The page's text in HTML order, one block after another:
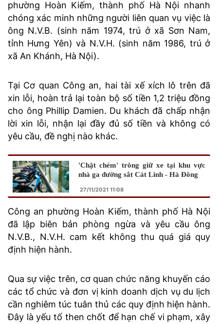
phường Hoàn Kiếm, thành phố Hà Nội nhanh
chóng xác minh những người liên quan vụ việc là
ông N.V.B. (sinh năm 1974, trú ở xã Sơn Nam,
tỉnh Hưng Yên) và N.V.H. (sinh năm 1986, trú ở
xã An Khánh, Hà Nội).
Tại Cơ quan Công an, hai tài xế xích lô trên đã
xin lỗi, hoàn trả lại toàn bộ số tiền 1,2 triệu đồng
cho ông Phillip Damien. Du khách đã chấp nhận
lời xin lỗi, nhận lại đầy đủ số tiền và không có
yêu cầu, đề nghị nào khác.
'Chặt chém' trông giữ xe tại khu vực
nhà ga đường sắt Cát Linh - Hà Đông
27/11/2021 11:08
Công an phường Hoàn Kiếm, thành phố Hà Nội
đã lập biên bản phòng ngừa và yêu cầu ông
N.V.B., N.V.H. cam kết không thu quá giá quy
định hiện hành.
Qua sự việc trên, cơ quan chức năng khuyến cáo
các tổ chức và đơn vị kinh doanh dịch vụ du lịch
cần nghiêm túc tuân thủ các quy định hiện hành.
Đây là yếu tố then chốt để hạn chế vi phạm, xây